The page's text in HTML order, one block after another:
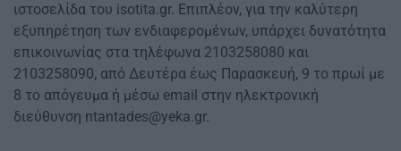
ιστοσελίδα του isotita.gr. Επιπλέον, για την καλύτερη
εξυπηρέτηση των ενδιαφερομένων, υπάρχει δυνατότητα
επικοινωνίας στα τηλέφωνα 2103258080 και
2103258090, από Δευτέρα έως Παρασκευή, 9 το πρωί με
8 το απόγευμα ή μέσω email στην ηλεκτρονική
διεύθυνση ntantades@yeka.gr.